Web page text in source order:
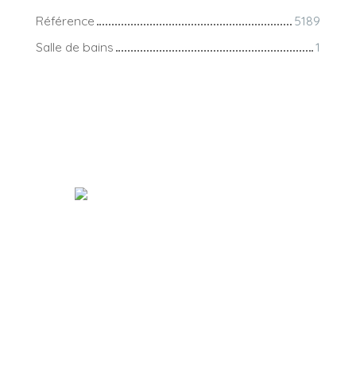
Référence
5189
Salle de bains
1